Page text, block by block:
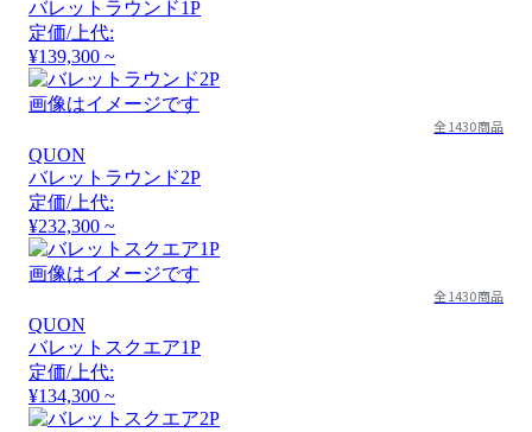
バレットラウンド1P
定価/上代:
¥139,300 ~
画像はイメージです
全1430商品
QUON
バレットラウンド2P
定価/上代:
¥232,300 ~
画像はイメージです
全1430商品
QUON
バレットスクエア1P
定価/上代:
¥134,300 ~